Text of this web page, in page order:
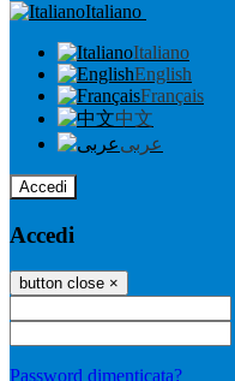
Italiano
Italiano
English
Français
中文
عربى
Accedi
Accedi
button close ×
Password dimenticata?